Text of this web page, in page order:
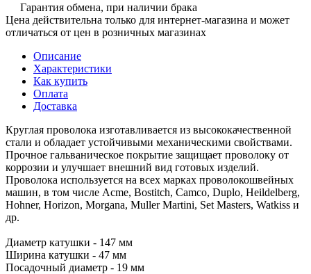
Гарантия обмена, при наличии брака
Цена действительна только для интернет-магазина и может
отличаться от цен в розничных магазинах
Описание
Характеристики
Как купить
Оплата
Доставка
Круглая проволока изготавливается из высококачественной
стали и обладает устойчивыми механическими свойствами.
Прочное гальваническое покрытие защищает проволоку от
коррозии и улучшает внешний вид готовых изделий.
Проволока используется на всех марках проволокошвейных
машин, в том числе Acme, Bostitch, Camco, Duplo, Heildelberg,
Hohner, Horizon, Morgana, Muller Martini, Set Masters, Watkiss и
др.
Диаметр катушки - 147 мм
Ширина катушки - 47 мм
Посадочный диаметр - 19 мм